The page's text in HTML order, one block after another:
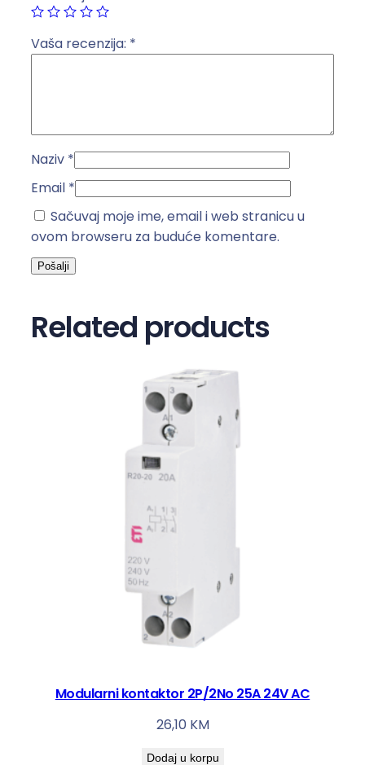
4
0
i
č
n
a
Vaša recenzija: *
Naziv *
Email *
Sačuvaj moje ime, email i web stranicu u
ovom browseru za buduće komentare.
Related products
Modularni kontaktor 2P/2No 25A 24V AC
26,10 KM
Dodaj u korpu